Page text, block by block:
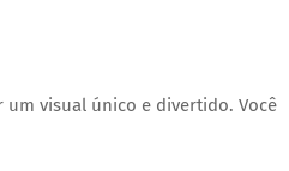
visual único e divertido. Você